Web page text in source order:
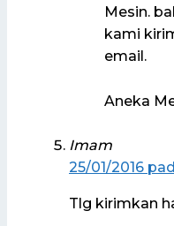
Mesin.
kami
email.
Aneka
Imam
25/01/2016
Tlg kirimkan